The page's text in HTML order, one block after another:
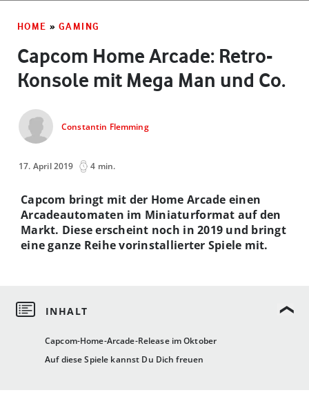
HOME » GAMING
Capcom Home Arcade: Retro-
Konsole mit Mega Man und Co.
Constantin Flemming
17. April 2019 4 min.
Capcom-Home-Arcade-Release im Oktober
Auf diese Spiele kannst Du Dich freuen
Capcom bringt mit der Home Arcade einen
Arcadeautomaten im Miniaturformat auf den
Markt. Diese erscheint noch in 2019 und bringt
eine ganze Reihe vorinstallierter Spiele mit.